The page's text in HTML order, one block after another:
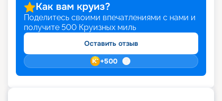
Как вам круиз?
Поделитесь своими впечатлениями с нами и
получите 500 Круизных миль
Оставить отзыв
+500